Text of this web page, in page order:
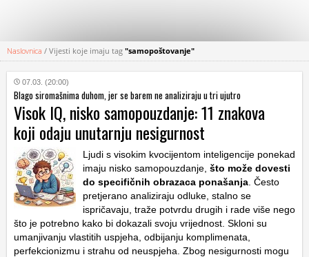
KATEGORIJE
HRVATSKI
WEB
Naslovnica / Vijesti koje imaju tag "samopoštovanje"
07.03. (20:00)
Blago siromašnima duhom, jer se barem ne analiziraju u tri ujutro
Visok IQ, nisko samopouzdanje: 11 znakova
koji odaju unutarnju nesigurnost
Ljudi s visokim kvocijentom inteligencije ponekad
imaju nisko samopouzdanje, što može dovesti
do specifičnih obrazaca ponašanja . Često
pretjerano analiziraju odluke, stalno se
ispričavaju, traže potvrdu drugih i rade više nego
što je potrebno kako bi dokazali svoju vrijednost. Skloni su
umanjivanju vlastitih uspjeha, odbijanju komplimenata,
perfekcionizmu i strahu od neuspjeha. Zbog nesigurnosti mogu